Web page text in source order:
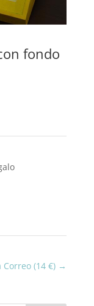
fondo
(14 €) →